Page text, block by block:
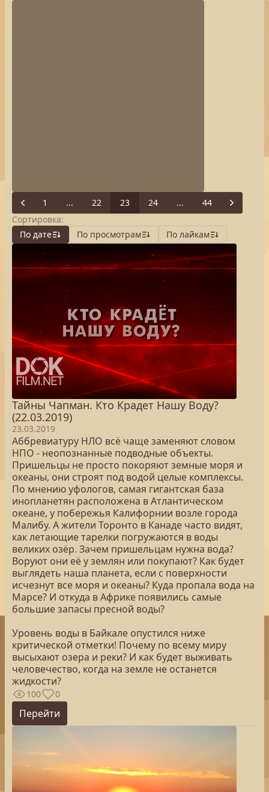
Previous
1 ... 22 23 24 ... 44
Next
Сортировка:
По дате
По просмотрам По лайкам
Тайны Чапман. Кто Крадет Нашу Воду?
(22.03.2019)
23.03.2019
Аббревиатуру НЛО всё чаще заменяют словом
НПО - неопознанные подводные объекты.
Пришельцы не просто покоряют земные моря и
океаны, они строят под водой целые комплексы.
По мнению уфологов, самая гигантская база
инопланетян расположена в Атлантическом
океане, у побережья Калифорнии возле города
Малибу. А жители Торонто в Канаде часто видят,
как летающие тарелки погружаются в воды
великих озёр. Зачем пришельцам нужна вода?
Воруют они её у землян или покупают? Как будет
выглядеть наша планета, если с поверхности
исчезнут все моря и океаны? Куда пропала вода на
Марсе? И откуда в Африке появились самые
большие запасы пресной воды?
Уровень воды в Байкале опустился ниже
критической отметки! Почему по всему миру
высыхают озера и реки? И как будет выживать
человечество, когда на земле не останется
жидкости?
100 0
Перейти